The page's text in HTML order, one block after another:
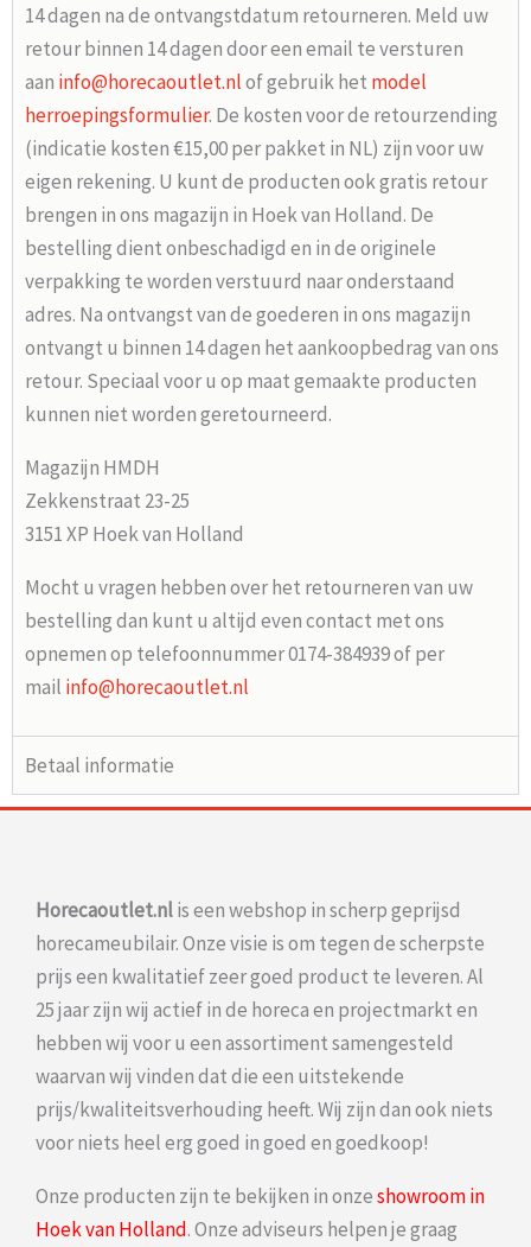
14 dagen na de ontvangstdatum retourneren. Meld uw
retour binnen 14 dagen door een email te versturen
aan info@horecaoutlet.nlof gebruik het model
herroepingsformulier. De kosten voor de retourzending
(indicatie kosten €15,00 per pakket in NL) zijn voor uw
eigen rekening. U kunt de producten ook gratis retour
brengen in ons magazijn in Hoek van Holland. De
bestelling dient onbeschadigd en in de originele
verpakking te worden verstuurd naar onderstaand
adres. Na ontvangst van de goederen in ons magazijn
ontvangt u binnen 14 dagen het aankoopbedrag van ons
retour. Speciaal voor u op maat gemaakte producten
kunnen niet worden geretourneerd.
Magazijn HMDH
Zekkenstraat 23-25
3151 XP Hoek van Holland
Mocht u vragen hebben over het retourneren van uw
bestelling dan kunt u altijd even contact met ons
opnemen op telefoonnummer 0174-384939 of per
mail info@horecaoutlet.nl
Betaal informatie
Horecaoutlet.nlis een webshop in scherp geprijsd
horecameubilair. Onze visie is om tegen de scherpste
prijs een kwalitatief zeer goed product te leveren. Al
25 jaar zijn wij actief in de horeca en projectmarkt en
hebben wij voor u een assortiment samengesteld
waarvan wij vinden dat die een uitstekende
prijs/kwaliteitsverhouding heeft. Wij zijn dan ook niets
voor niets heel erg goed in goed en goedkoop!
Onze producten zijn te bekijken in onzeshowroom in
Hoek van Holland. Onze adviseurs helpen je graag